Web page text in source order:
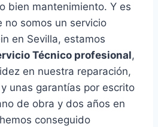
bien mantenimiento. Y es
no somos un servicio
en Sevilla, estamos
Técnico profesional,
en nuestra reparación,
unas garantías por escrito
de obra y dos años en
conseguido